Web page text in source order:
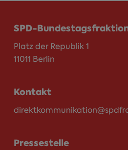
SPD-
Platz der Republik 1
11011 Berlin
Kontakt
Pressestelle